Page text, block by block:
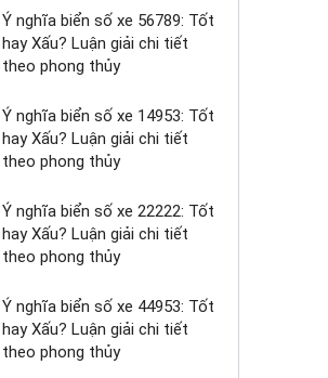
Ý nghĩa biển số xe 56789: Tốt
hay Xấu? Luận giải chi tiết
theo phong thủy
Ý nghĩa biển số xe 14953: Tốt
hay Xấu? Luận giải chi tiết
theo phong thủy
Ý nghĩa biển số xe 22222: Tốt
hay Xấu? Luận giải chi tiết
theo phong thủy
Ý nghĩa biển số xe 44953: Tốt
hay Xấu? Luận giải chi tiết
theo phong thủy